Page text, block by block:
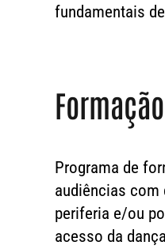
fundamentais
Programa de
audiências com
periferia e/ou
acesso da